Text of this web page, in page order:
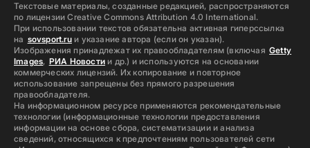
Текстовые материалы, созданные редакцией, распространяются
по лицензии Creative Commons Attribution 4.0 International.
При использовании текстов обязательна активная гиперссылка
на sovsport.ruи указание автора (если он указан).
Изображения принадлежат их правообладателям (включая Getty
Images, РИА Новостии др.) и используются на основании
коммерческих лицензий. Их копирование и повторное
использование запрещены без прямого разрешения
правообладателя.
На информационном ресурсе применяются рекомендательные
технологии (информационные технологии предоставления
информации на основе сбора, систематизации и анализа
сведений, относящихся к предпочтениям пользователей сети